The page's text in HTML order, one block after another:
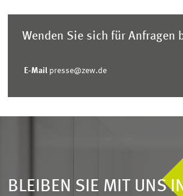
Wenden Sie sich für Anfragen
E-Mail presse@zew.de
BLEIBEN SIE MIT UNS IN